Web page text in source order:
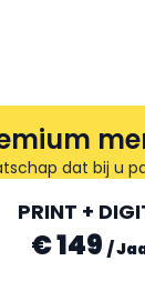
dat bij u
PRINT +
€ 149 /